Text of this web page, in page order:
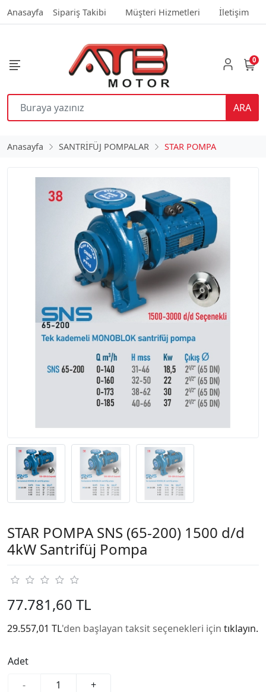
Anasayfa Sipariş Takibi Müşteri Hizmetleri İletişim
ARA
0
Anasayfa SANTRİFÜJ POMPALAR STAR POMPA
STAR POMPA SNS (65-200) 1500 d/d
4kW Santrifüj Pompa
77.781,60 TL
29.557,01 TL'den başlayan taksit seçenekleri için tıklayın.
Adet
-
+